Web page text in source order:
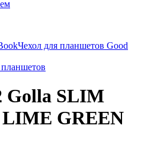
Чехол для планшетов Good
Golla SLIM
GREEN